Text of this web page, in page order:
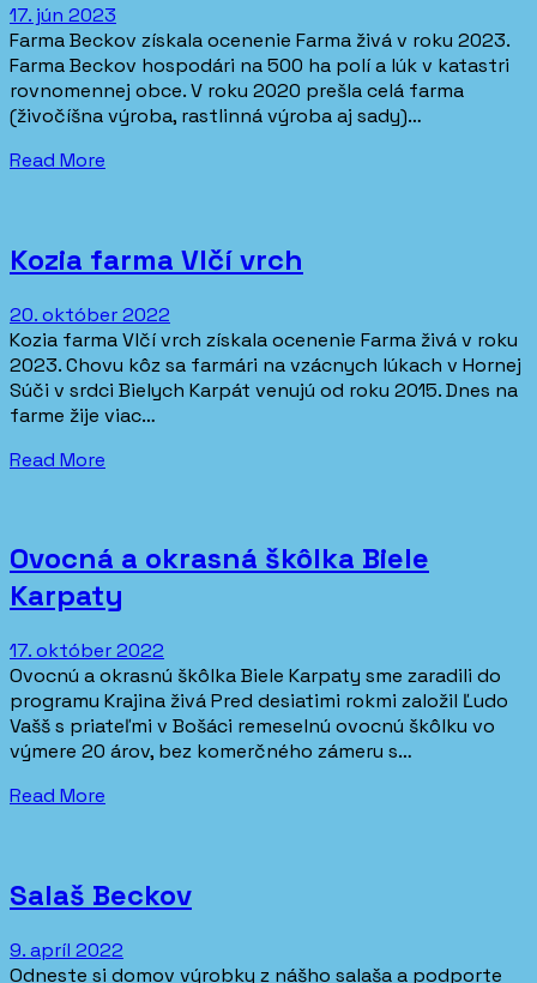
17. jún 2023
Farma Beckov získala ocenenie Farma živá v roku 2023.
Farma Beckov hospodári na 500 ha polí a lúk v katastri
rovnomennej obce. V roku 2020 prešla celá farma
(živočíšna výroba, rastlinná výroba aj sady)…
Read More
Kozia farma Vlčí vrch
20. október 2022
Kozia farma Vlčí vrch získala ocenenie Farma živá v roku
2023. Chovu kôz sa farmári na vzácnych lúkach v Hornej
Súči v srdci Bielych Karpát venujú od roku 2015. Dnes na
farme žije viac…
Read More
Ovocná a okrasná škôlka Biele
Karpaty
17. október 2022
Ovocnú a okrasnú škôlka Biele Karpaty sme zaradili do
programu Krajina živá Pred desiatimi rokmi založil Ľudo
Vašš s priateľmi v Bošáci remeselnú ovocnú škôlku vo
výmere 20 árov, bez komerčného zámeru s…
Read More
Salaš Beckov
9. apríl 2022
Odneste si domov výrobky z nášho salaša a podporte